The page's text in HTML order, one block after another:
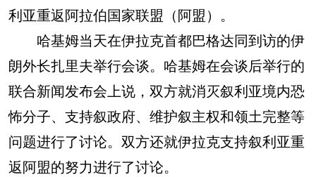
利亚重返阿拉伯国家联盟（阿盟）。
哈基姆当天在伊拉克首都巴格达同到访的伊
朗外长扎里夫举行会谈。哈基姆在会谈后举行的
联合新闻发布会上说，双方就消灭叙利亚境内恐
怖分子、支持叙政府、维护叙主权和领土完整等
问题进行了讨论。双方还就伊拉克支持叙利亚重
返阿盟的努力进行了讨论。